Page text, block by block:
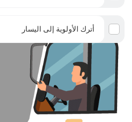
أترك الأولوية إلى اليسار